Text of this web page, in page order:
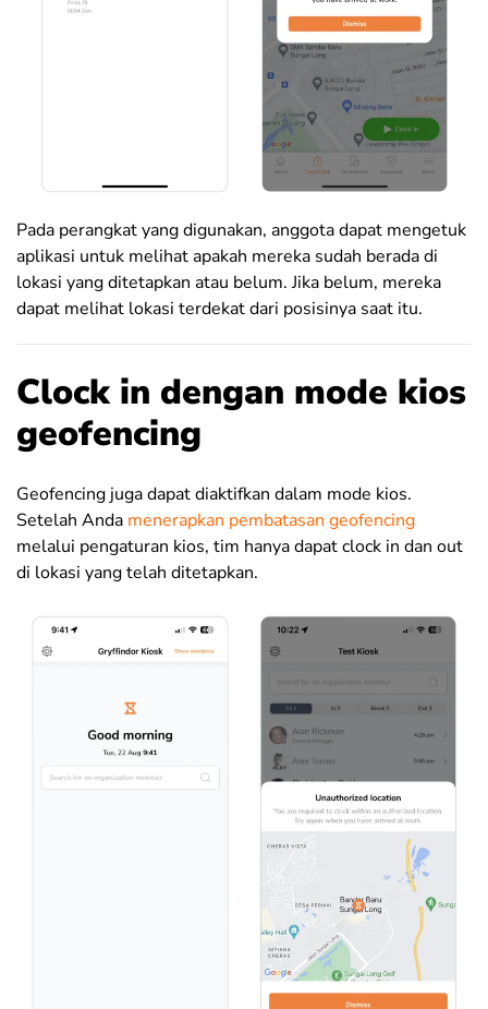
Pada perangkat yang digunakan, anggota dapat mengetuk
aplikasi untuk melihat apakah mereka sudah berada di
lokasi yang ditetapkan atau belum. Jika belum, mereka
dapat melihat lokasi terdekat dari posisinya saat itu.
Clock in dengan mode kios
geofencing
Geofencing juga dapat diaktifkan dalam mode kios.
Setelah Anda menerapkan pembatasan geofencing
melalui pengaturan kios, tim hanya dapat clock in dan out
di lokasi yang telah ditetapkan.